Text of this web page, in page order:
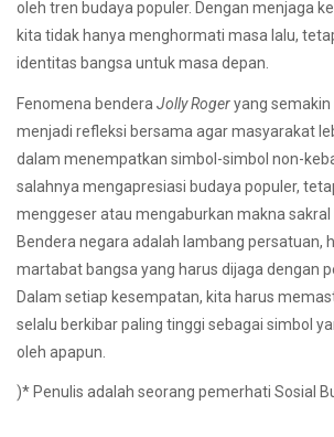
oleh tren budaya populer. Dengan menjaga
kita tidak hanya menghormati masa lalu,
identitas bangsa untuk masa depan.
Fenomena bendera Jolly Rogeryang
menjadi refleksi bersama agar masyarakat
dalam menempatkan simbol-simbol non-
salahnya mengapresiasi budaya populer,
menggeser atau mengaburkan makna sakral
Bendera negara adalah lambang persatuan,
martabat bangsa yang harus dijaga dengan
Dalam setiap kesempatan, kita harus
selalu berkibar paling tinggi sebagai simbol
oleh apapun.
)* Penulis adalah seorang pemerhati Sosial